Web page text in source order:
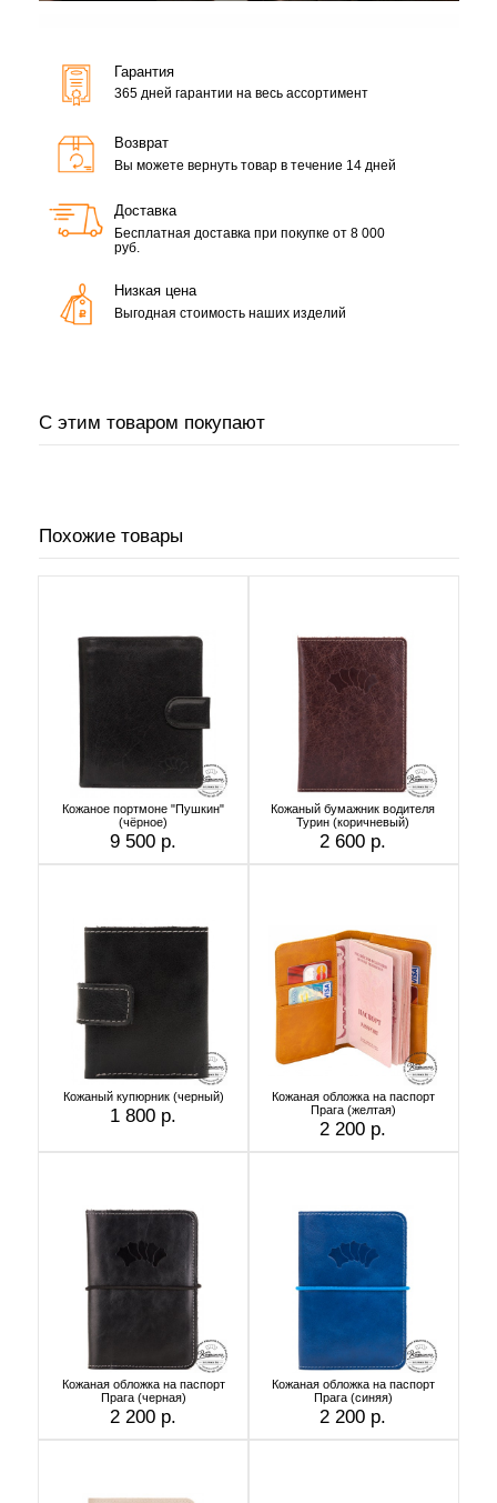
Гарантия
365 дней гарантии на весь ассортимент
Возврат
Вы можете вернуть товар в течение 14 дней
Доставка
Бесплатная доставка при покупке от 8 000
руб.
Низкая цена
Выгодная стоимость наших изделий
С этим товаром покупают
Похожие товары
Кожаное портмоне "Пушкин"
(чёрное)
9 500 р.
Кожаный бумажник водителя
Турин (коричневый)
2 600 р.
Кожаный купюрник (черный)
1 800 р.
Кожаная обложка на паспорт
Прага (желтая)
2 200 р.
Кожаная обложка на паспорт
Прага (черная)
2 200 р.
Кожаная обложка на паспорт
Прага (синяя)
2 200 р.